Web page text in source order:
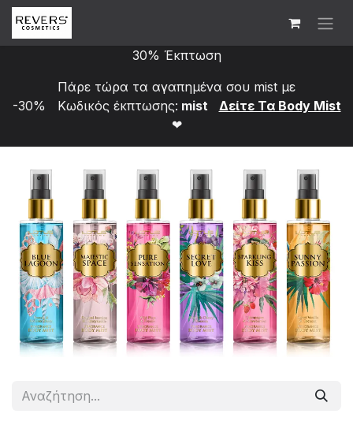
Skip to Content
30% Έκπτωση
Πάρε τώρα τα αγαπημένα σου mist με
-30% Κωδικός έκπτωσης: mist
Δείτε Τα Bod​y Mist
❤